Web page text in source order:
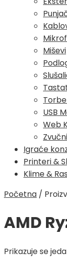
Miševi
USB
Web
Igraće
Printeri &
Klime &
Početna /
AMD
Prikazuje se